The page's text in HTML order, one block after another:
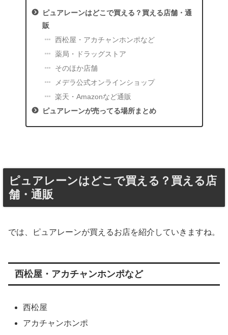
ピュアレーンはどこで買える？買える店舗・通
販
西松屋・アカチャンホンポなど
薬局・ドラッグストア
そのほか店舗
メデラ公式オンラインショップ
楽天・Amazonなど通販
ピュアレーンが売ってる場所まとめ
ピュアレーンはどこで買える？買える店
舗・通販
では、ピュアレーンが買えるお店を紹介していきますね。
西松屋・アカチャンホンポなど
西松屋
アカチャンホンポ